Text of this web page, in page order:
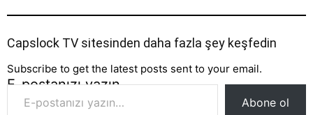
Capslock TV sitesinden daha fazla şey keşfedin
Subscribe to get the latest posts sent to your email.
E-postanızı yazın…
Abone ol